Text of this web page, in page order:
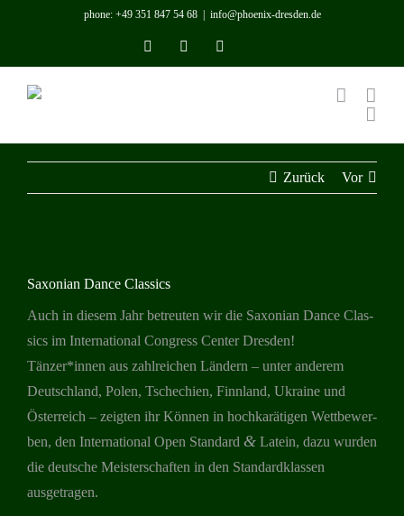
phone: +49 351 847 54 68 info@phoenix-dresden.de
InstagramYouTube
Zurück Vor
grösseres
Bild
Saxonian Dance Classics
Auch in die­sem Jahr betreu­ten wir die Saxo­nian Dance Clas­
sicsim Inter­na­tio­nal Con­gress Cen­ter Dresden!
Tänzer*innen aus zahl­rei­chen Län­dern – unter ande­rem
Deutsch­land, Polen, Tsche­chien, Finn­land, Ukraine und
Öster­reich – zeig­ten ihr Kön­nen in hoch­ka­rä­ti­gen Wett­be­wer­
ben, den Inter­na­tio­nal Open Stan­dard &Latein, dazu wur­den
die deut­sche Meis­ter­schaf­ten in den Stan­dard­klas­sen
ausgetragen.